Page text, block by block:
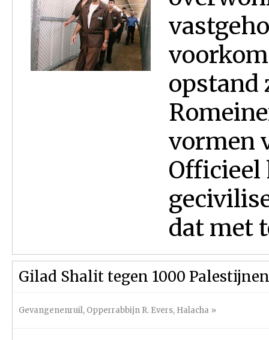
opstand
vormen
Officieel
dat met
Gilad Shalit tegen 1000
Gevangenenruil, Opperrabbijn R. Evers, Halacha »